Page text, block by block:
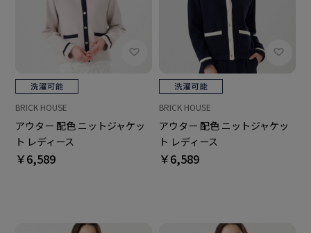
BRICK HOUSE
アウター 配色 ニットジャケッ
ト レディース
￥6,589
BRICK HOUSE
アウター 配色 ニットジャケッ
ト レディース
￥6,589